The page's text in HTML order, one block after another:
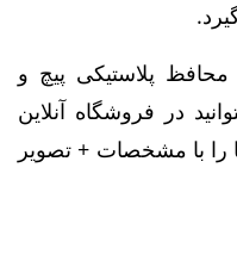
پلاستیکی پیچ و
در فروشگاه آنلاین
با مشخصات + تصویر